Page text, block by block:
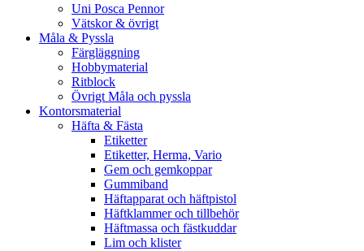
Uni Posca Pennor
Vätskor & övrigt
Måla & Pyssla
Färgläggning
Hobbymaterial
Ritblock
Övrigt Måla och pyssla
Kontorsmaterial
Häfta & Fästa
Etiketter
Etiketter, Herma, Vario
Gem och gemkoppar
Gummiband
Häftapparat och häftpistol
Häftklammer och tillbehör
Häftmassa och fästkuddar
Lim och klister